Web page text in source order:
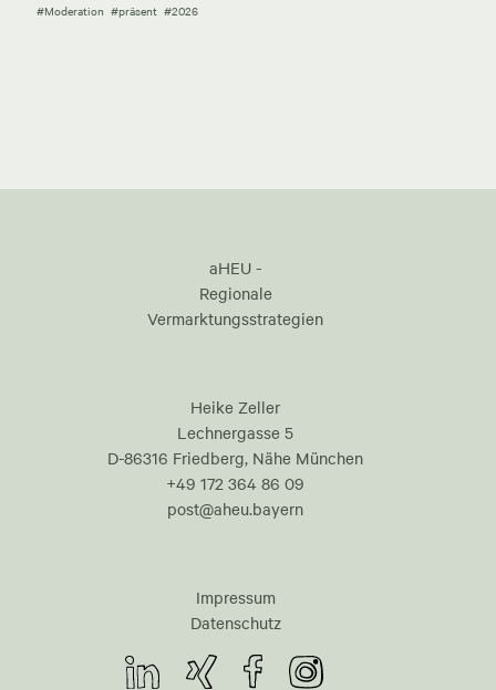
#Moderation #präsent #2026
aHEU -
Regionale
Vermarktungsstrategien
Heike Zeller
Lechnergasse 5
D-86316 Friedberg, Nähe München
+49 172 364 86 09
post@aheu.bayern
Impressum
Datenschutz